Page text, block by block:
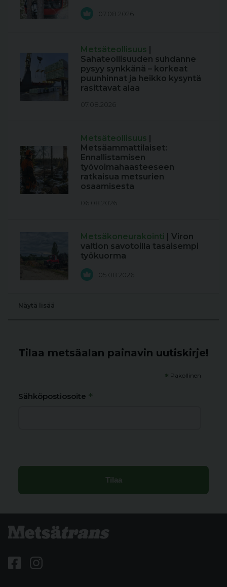
07.08.2026
Metsäteollisuus |
Sahateollisuuden suhdanne
pysyy synkkänä – korkeat
puunhinnat ja heikko kysyntä
rasittavat alaa
07.08.2026
Metsäteollisuus |
Metsäammattilaiset:
Ennallistamisen
työvoimahaasteeseen
ratkaisua metsurien
osaamisesta
06.08.2026
Metsäkoneurakointi | Viron
valtion savotoilla tasaisempi
työkuorma
05.08.2026
Näytä lisää
Tilaa metsäalan painavin uutiskirje!
* Pakollinen
Sähköpostiosoite *